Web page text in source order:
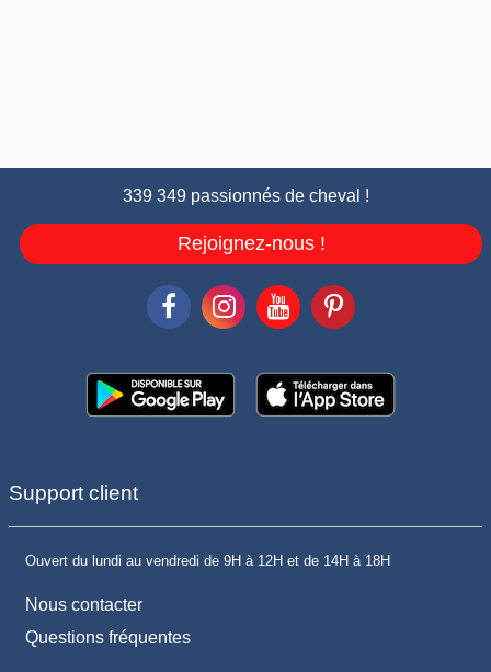
339 349 passionnés de cheval !
Rejoignez-nous !
Support client
Ouvert du lundi au vendredi de 9H à 12H et de 14H à 18H
Nous contacter
Questions fréquentes